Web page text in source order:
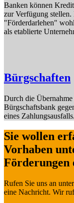
Banken können
zur Verfügung
"Förderdarlehen"
als etablierte
Bürgschaften
Durch die
Bürgschaftsbank
eines Zahlungsausfalls.
Sie wollen
Vorhaben
Förderungen
Rufen Sie uns an
eine Nachricht. Wir